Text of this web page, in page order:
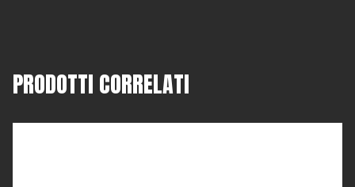
PRODOTTI CORRELATI